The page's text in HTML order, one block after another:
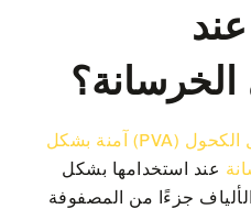
عند
الخرسانة؟
تعتبر ألياف البولي فينيل الكحول (PVA) آمنة بشكل
عند استخدامها بشكل
جزءًا من المصفوفة